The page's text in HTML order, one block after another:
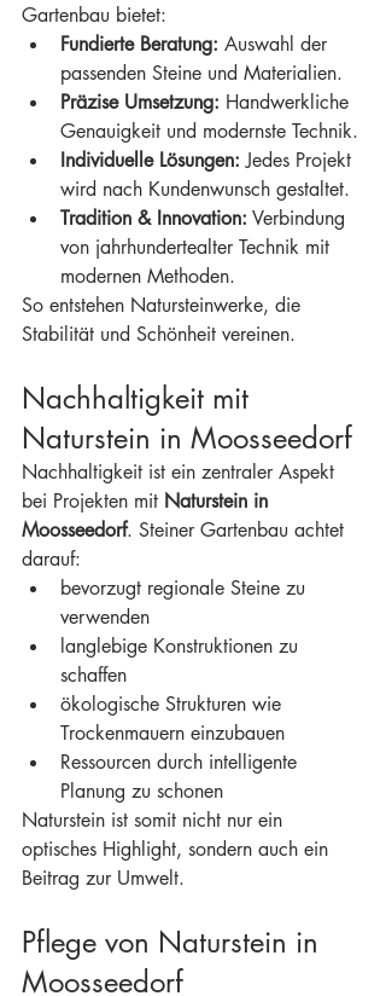
Gartenbau bietet:
Fundierte Beratung: Auswahl der
passenden Steine und Materialien.
Präzise Umsetzung: Handwerkliche
Genauigkeit und modernste Technik.
Individuelle Lösungen: Jedes Projekt
wird nach Kundenwunsch gestaltet.
Tradition & Innovation: Verbindung
von jahrhundertealter Technik mit
modernen Methoden.
So entstehen Natursteinwerke, die
Stabilität und Schönheit vereinen.
Nachhaltigkeit mit
Naturstein in Moosseedorf
Nachhaltigkeit ist ein zentraler Aspekt
bei Projekten mit Naturstein in
Moosseedorf. Steiner Gartenbau achtet
darauf:
bevorzugt regionale Steine zu
verwenden
langlebige Konstruktionen zu
schaffen
ökologische Strukturen wie
Trockenmauern einzubauen
Ressourcen durch intelligente
Planung zu schonen
Naturstein ist somit nicht nur ein
optisches Highlight, sondern auch ein
Beitrag zur Umwelt.
Pflege von Naturstein in
Moosseedorf